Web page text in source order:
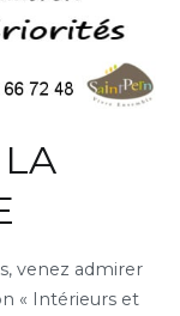
venez admirer
« Intérieurs et